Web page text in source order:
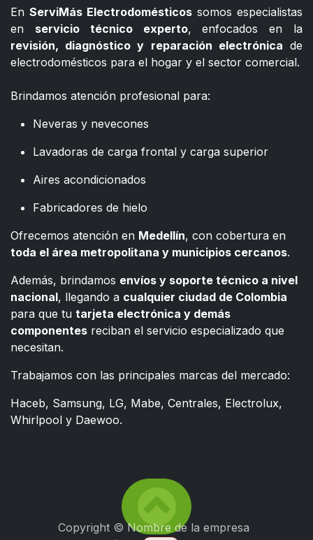
En ServiMás Electrodomésticos somos especialistas
en servicio técnico experto, enfocados en la
revisión, diagnóstico y reparación electrónica de
electrodomésticos para el hogar y el sector comercial.
Brindamos atención profesional para:
Neveras y nevecones
Lavadoras de carga frontal y carga superior
Aires acondicionados
Fabricadores de hielo
Ofrecemos atención en Medellín, con cobertura en
toda el área metropolitana y municipios cercanos.
Además, brindamos envíos y soporte técnico a nivel
nacional, llegando a cualquier ciudad de Colombia
para que tu tarjeta electrónica y demás
componentes reciban el servicio especializado que
necesitan.
Trabajamos con las principales marcas del mercado:
Haceb, Samsung, LG, Mabe, Centrales, Electrolux,
Whirlpool y Daewoo.
Copyright © Nombre de la empresa